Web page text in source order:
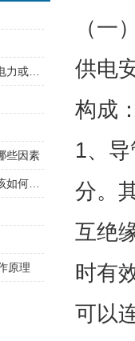
（一
供电
构成
1、
分。
互绝
时有
可以
些因素
原理